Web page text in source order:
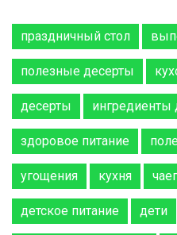
праздничный стол
полезные десерты
десерты ингредиенты
здоровое питание
угощения кухня
детское питание дети